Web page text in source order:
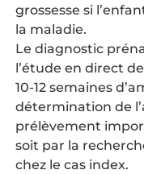
grossesse si
la maladie.
Le diagnostic
l’étude en direct
10-12 semaines
détermination de
prélèvement
soit par la
chez le cas index.